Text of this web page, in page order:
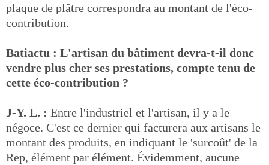
plaque de plâtre correspondra au montant de l'éco-
contribution.
Batiactu : L'artisan du bâtiment devra-t-il donc
vendre plus cher ses prestations, compte tenu de
cette éco-contribution ?
J-Y. L. : Entre l'industriel et l'artisan, il y a le
négoce. C'est ce dernier qui facturera aux artisans le
montant des produits, en indiquant le 'surcoût' de la
Rep, élément par élément. Évidemment, aucune